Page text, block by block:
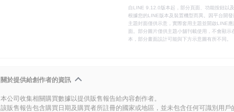
自LINE 9.12.0版本起，部分頁面、功能按鈕以
根據您的LINE版本及裝置機型而異。因平台開
主題封面僅供示意，實際套用主題並開啟LINE
面。部分圖片僅供主題小舖刊載使用，不會顯
本，部分畫面設計可能與下方示意圖有所不同。
關於提供給創作者的資訊
本公司收集相關購買數據以提供販售報告給內容創作者。
該販售報告包含購買日期及購買者所註冊的國家或地區，並未包含任何可識別用戶